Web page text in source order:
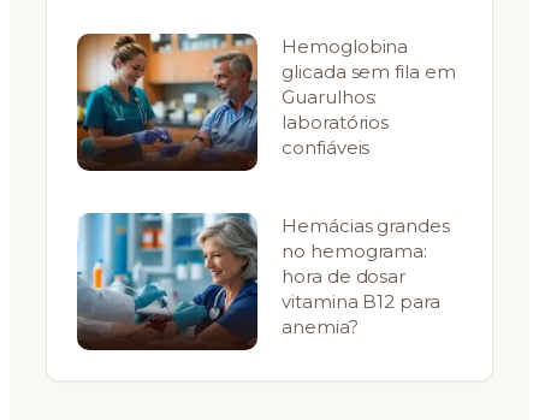
Hemoglobina
glicada sem fila em
Guarulhos:
laboratórios
confiáveis
Hemácias grandes
no hemograma:
hora de dosar
vitamina B12 para
anemia?